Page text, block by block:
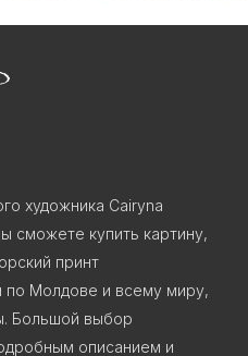
художника Cairyna
сможете купить картину,
принт
по Молдове и всему миру,
Большой выбор
описанием и